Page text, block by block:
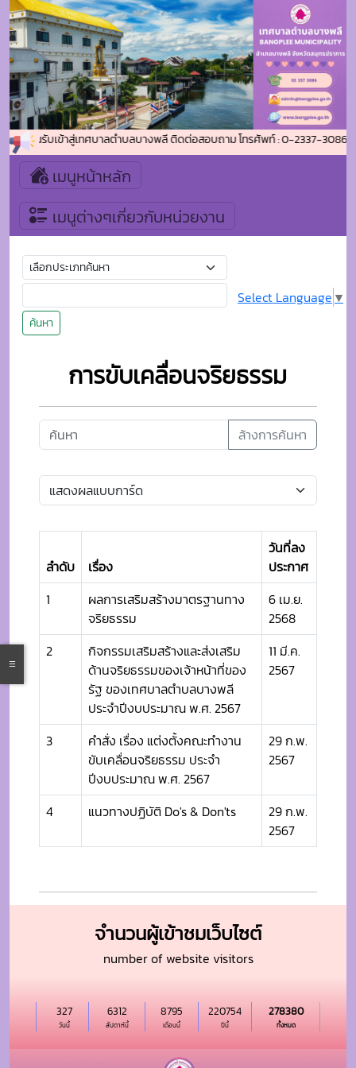
ดีต้อนรับเข้าสู่เทศบาลตำบลบางพลี ติดต่อสอบถาม โทรศัพท์ : 0-2337-3086 โท
เมนูหน้าหลัก
เมนูต่างๆเกี่ยวกับหน่วยงาน
ค้นหา
Select Language ▼
การขับเคลื่อนจริยธรรม
ล้างการค้นหา
ลำดับ เรื่อง
วันที่ลง
ประกาศ
1
ผลการเสริมสร้างมาตรฐานทาง
จริยธรรม
6 เม.ย.
2568
2
กิจกรรมเสริมสร้างและส่งเสริม
ด้านจริยธรรมของเจ้าหน้าที่ของ
รัฐ ของเทศบาลตำบลบางพลี
ประจำปีงบประมาณ พ.ศ. 2567
11 มี.ค.
2567
3
คำสั่ง เรื่อง แต่งตั้งคณะทำงาน
ขับเคลื่อนจริยธรรม ประจำ
ปีงบประมาณ พ.ศ. 2567
29 ก.พ.
2567
4 แนวทางปฏิบัติ Do's & Don'ts
29 ก.พ.
2567
จำนวนผู้เข้าชมเว็บไซต์
number of website visitors
วันนี้
327
สัปดาห์นี้
6312
เดือนนี้
8795
ปีนี้
220754
ทั้งหมด
278380